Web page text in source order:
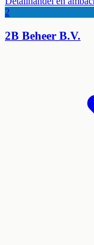
2
2B Beheer B.V.